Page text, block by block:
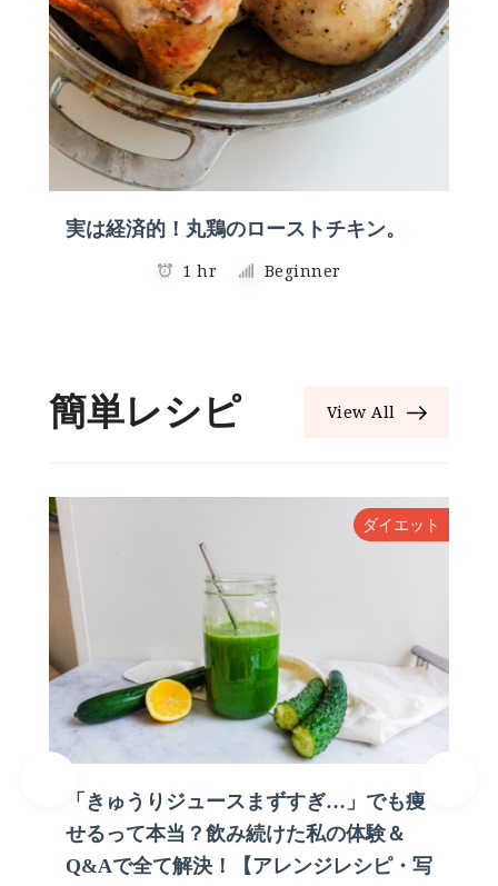
実は経済的！丸鶏のローストチキン。
1 hr Beginner
簡単レシピ View All
ダイエット
「きゅうりジュースまずすぎ…」でも痩
せるって本当？飲み続けた私の体験＆
Q&Aで全て解決！【アレンジレシピ・写